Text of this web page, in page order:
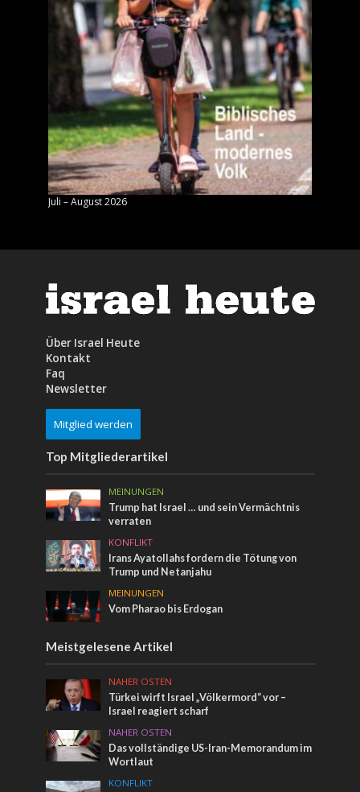
Juli – August 2026
Über Israel Heute
Kontakt
Faq
Newsletter
Mitglied werden
Top Mitgliederartikel
MEINUNGEN
Trump hat Israel … und sein Vermächtnis
verraten
KONFLIKT
Irans Ayatollahs fordern die Tötung von
Trump und Netanjahu
MEINUNGEN
Vom Pharao bis Erdogan
Meistgelesene Artikel
NAHER OSTEN
Türkei wirft Israel „Völkermord“ vor –
Israel reagiert scharf
NAHER OSTEN
Das vollständige US-Iran-Memorandum im
Wortlaut
KONFLIKT